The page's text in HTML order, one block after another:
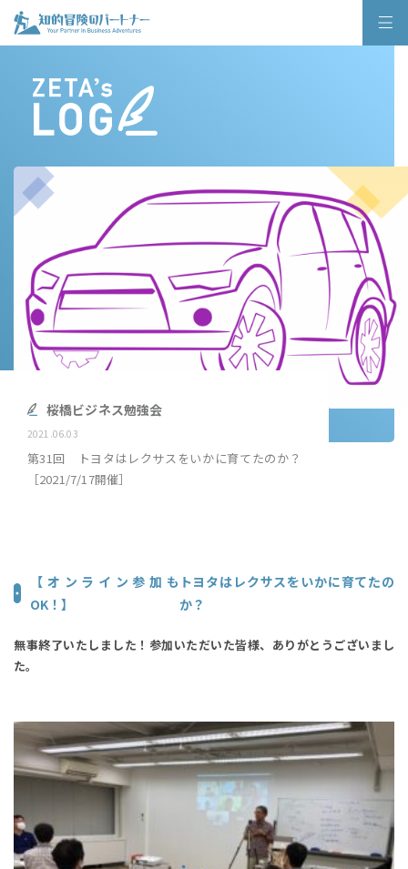
桜橋ビジネス勉強会
2021.06.03
第31回 トヨタはレクサスをいかに育てたのか？
［2021/7/17開催］
【オンライン参加も
OK！】
トヨタはレクサスをいかに育てたの
か？
無事終了いたしました！参加いただいた皆様、ありがとうございまし
た。